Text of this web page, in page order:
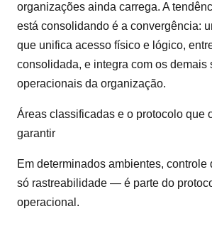
organizações ainda carrega. A
está consolidando é a convergência:
que unifica acesso físico e lógico,
consolidada, e integra com os demais
operacionais da organização.
Áreas classificadas e o protocolo que
garantir
Em determinados ambientes, controle
só rastreabilidade — é parte do
operacional.